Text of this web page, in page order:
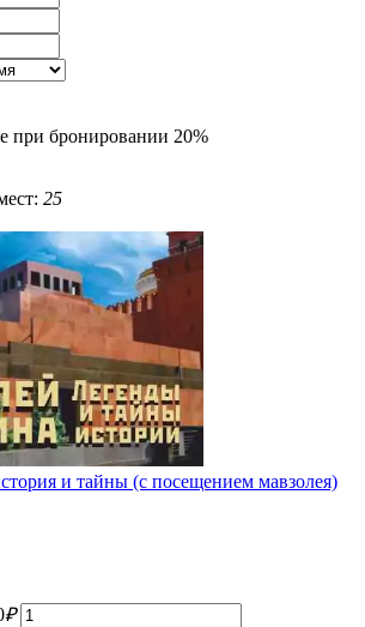
при бронировании 20%
25
и тайны (с посещением мавзолея)
₽